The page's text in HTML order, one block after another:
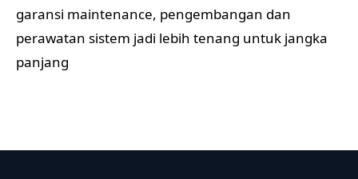
garansi maintenance, pengembangan dan
perawatan sistem jadi lebih tenang untuk jangka
panjang